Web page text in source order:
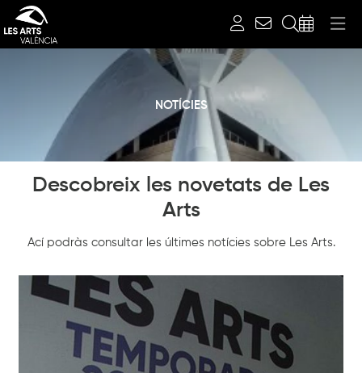
NOTÍCIES
Descobreix les novetats de Les
Arts
Ací podràs consultar les últimes notícies sobre Les Arts.